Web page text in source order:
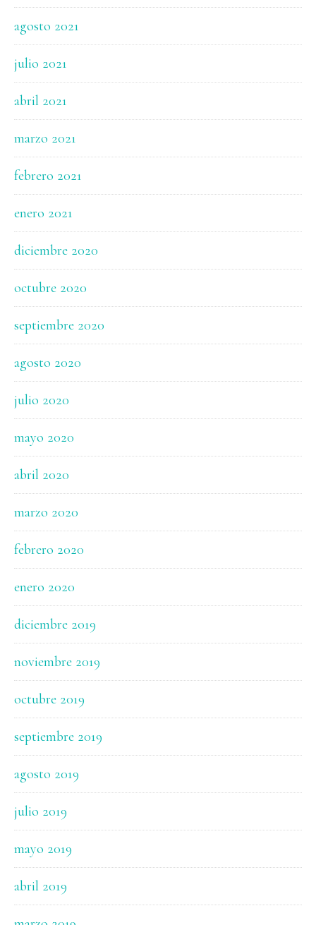
agosto 2021
julio 2021
abril 2021
marzo 2021
febrero 2021
enero 2021
diciembre 2020
octubre 2020
septiembre 2020
agosto 2020
julio 2020
mayo 2020
abril 2020
marzo 2020
febrero 2020
enero 2020
diciembre 2019
noviembre 2019
octubre 2019
septiembre 2019
agosto 2019
julio 2019
mayo 2019
abril 2019